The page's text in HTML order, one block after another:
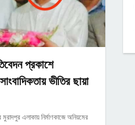
প্রকাশে
ভীতির ছায়া
এলাকায় নির্মাণকাজে অনিয়মের